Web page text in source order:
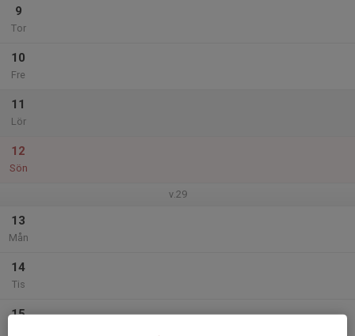
9
Tor
10
Fre
11
Lör
12
Sön
v.29
13
Mån
14
Tis
15